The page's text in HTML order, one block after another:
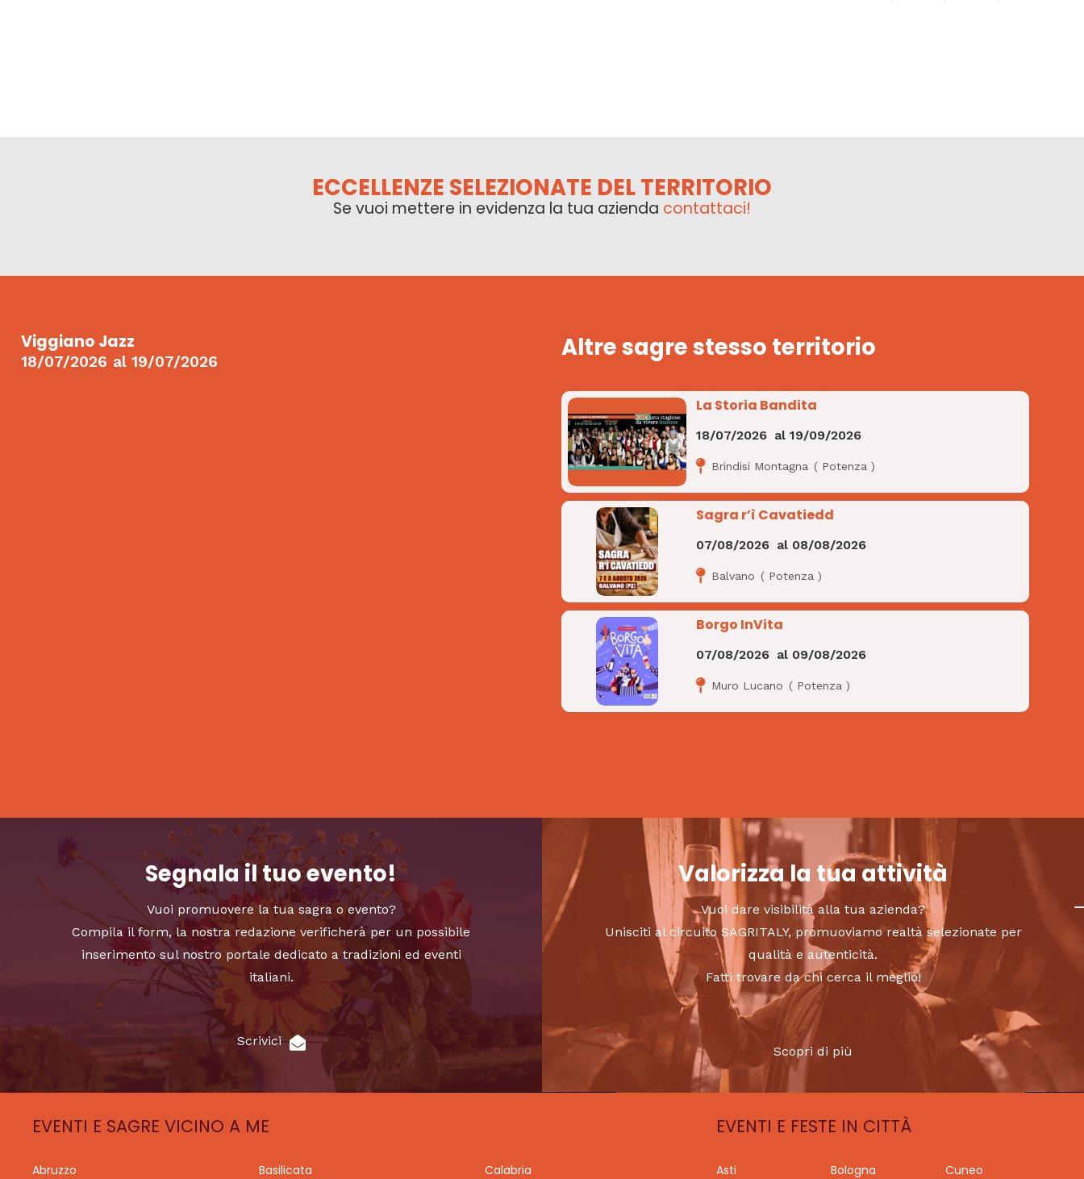
ECCELLENZE SELEZIONATE DEL TERRITORIO
Se vuoi mettere in evidenza la tua azienda contattaci!
Viggiano Jazz
18/07/2026 al19/07/2026 Altre sagre stesso territorio
La Storia Bandita
18/07/2026 al19/09/2026
Brindisi Montagna ( Potenza )
Sagra r’ì Cavatiedd
07/08/2026 al 08/08/2026
Balvano ( Potenza )
Borgo InVita
07/08/2026 al 09/08/2026
Muro Lucano ( Potenza )
Segnala il tuo evento!
Vuoi promuovere la tua sagra o evento?
Compila il form, la nostra redazione verificherà per un possibile
inserimento sul nostro portale dedicato a tradizioni ed eventi
italiani.
Scrivici
Valorizza la tua attività
Vuoi dare visibilità alla tua azienda?
Unisciti al circuito SAGRITALY, promuoviamo realtà selezionate per
qualità e autenticità.
Fatti trovare da chi cerca il meglio!
Scopri di più
EVENTI E SAGRE VICINO A ME
Abruzzo Basilicata Calabria
EVENTI E FESTE IN CITTÀ
Asti Bologna Cuneo